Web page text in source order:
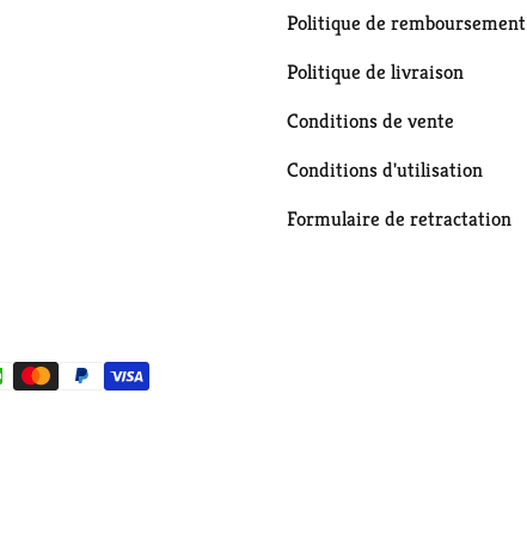
Politique de remboursement
Politique de livraison
Conditions de vente
Conditions d'utilisation
Formulaire de retractation